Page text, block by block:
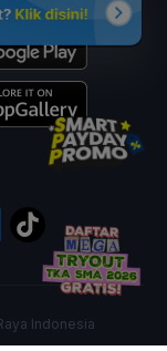
Indonesia